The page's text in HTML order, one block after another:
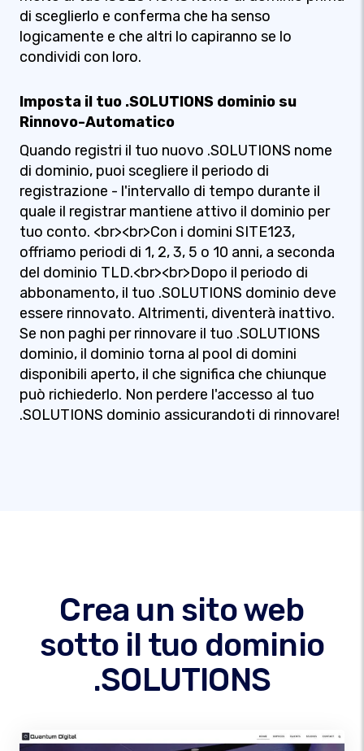
di sceglierlo e conferma che ha senso
logicamente e che altri lo capiranno se lo
condividi con loro.
Imposta il tuo .SOLUTIONS dominio su
Rinnovo-Automatico
Quando registri il tuo nuovo .SOLUTIONS nome
di dominio, puoi scegliere il periodo di
registrazione - l'intervallo di tempo durante il
quale il registrar mantiene attivo il dominio per
tuo conto. <br><br>Con i domini SITE123,
offriamo periodi di 1, 2, 3, 5 o 10 anni, a seconda
del dominio TLD.<br><br>Dopo il periodo di
abbonamento, il tuo .SOLUTIONS dominio deve
essere rinnovato. Altrimenti, diventerà inattivo.
Se non paghi per rinnovare il tuo .SOLUTIONS
dominio, il dominio torna al pool di domini
disponibili aperto, il che significa che chiunque
può richiederlo. Non perdere l'accesso al tuo
.SOLUTIONS dominio assicurandoti di rinnovare!
Crea un sito web
sotto il tuo dominio
.SOLUTIONS